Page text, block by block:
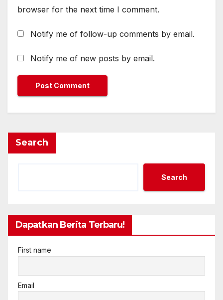
browser for the next time I comment.
Notify me of follow-up comments by email.
Notify me of new posts by email.
Search
Search
Dapatkan Berita Terbaru!
First name
Email